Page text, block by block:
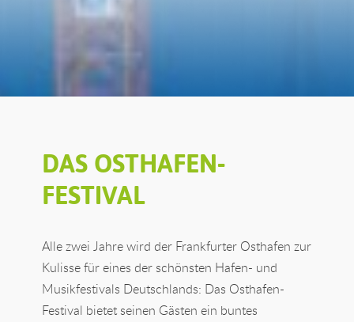
DAS OSTHAFEN-
FESTIVAL
Alle zwei Jahre wird der Frankfurter Osthafen zur
Kulisse für eines der schönsten Hafen- und
Musikfestivals Deutschlands: Das Osthafen-
Festival bietet seinen Gästen ein buntes